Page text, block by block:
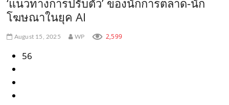
.
c
o
c
o
m
.
m
‘แนวทางการปรับตัว’ ของนักการตลาด-นัก
โฆษณาในยุค AI
August 15, 2025 WP 2,599
56